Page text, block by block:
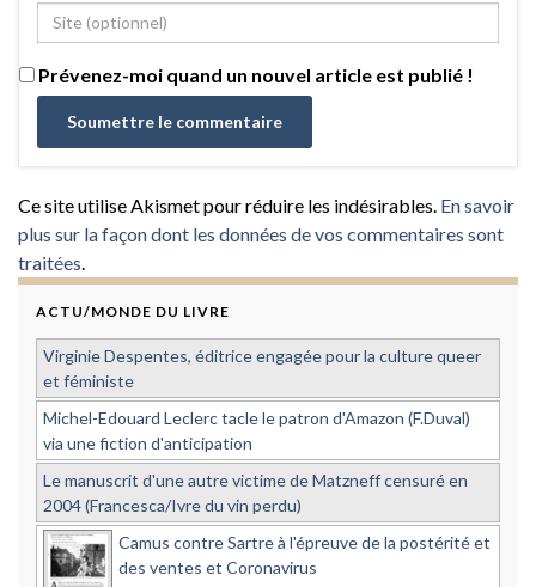
Prévenez-moi quand un nouvel article est publié !
Ce site utilise Akismet pour réduire les indésirables. En savoir
plus sur la façon dont les données de vos commentaires sont
traitées
ACTU/MONDE DU LIVRE
Virginie Despentes, éditrice engagée pour la culture queer
et féministe
Michel-Edouard Leclerc tacle le patron d'Amazon (F.Duval)
via une fiction d'anticipation
Le manuscrit d'une autre victime de Matzneff censuré en
2004 (Francesca/Ivre du vin perdu)
Camus contre Sartre à l'épreuve de la postérité et
des ventes et Coronavirus